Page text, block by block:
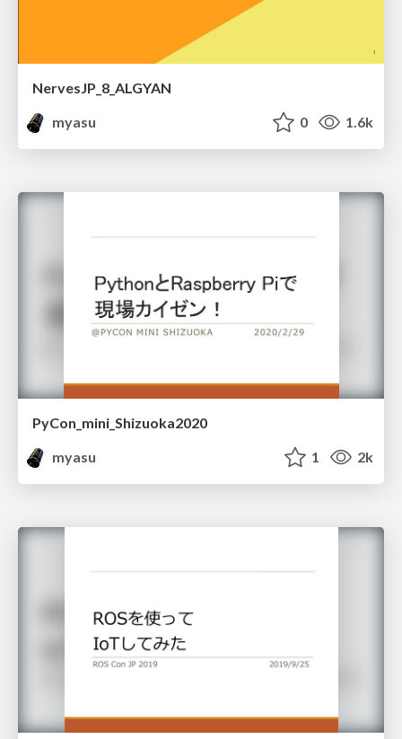
NervesJP_8_ALGYAN
myasu
0 1.6k
PyCon_mini_Shizuoka2020
myasu
1 2k